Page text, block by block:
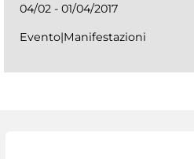
04/02 - 01/04/2017
Evento|Manifestazioni